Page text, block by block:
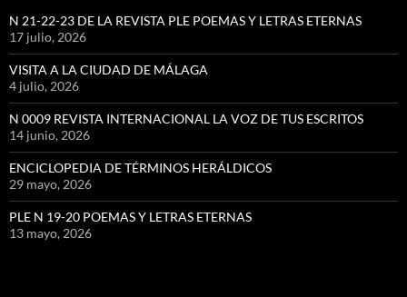
N 21-22-23 DE LA REVISTA PLE POEMAS Y LETRAS ETERNAS
17 julio, 2026
VISITA A LA CIUDAD DE MÁLAGA
4 julio, 2026
N 0009 REVISTA INTERNACIONAL LA VOZ DE TUS ESCRITOS
14 junio, 2026
ENCICLOPEDIA DE TÉRMINOS HERÁLDICOS
29 mayo, 2026
PLE N 19-20 POEMAS Y LETRAS ETERNAS
13 mayo, 2026